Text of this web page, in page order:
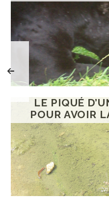
LE PIQUÉ
POUR AVOIR